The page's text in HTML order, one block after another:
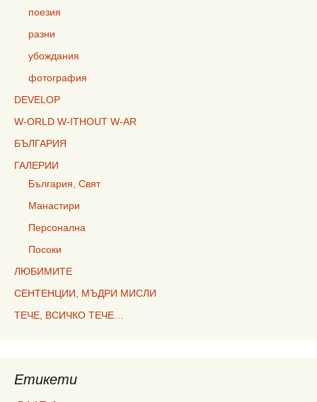
поезия
разни
убождания
фотография
DEVELOP
W-ORLD W-ITHOUT W-AR
БЪЛГАРИЯ
ГАЛЕРИИ
България, Свят
Манастири
Персонална
Посоки
ЛЮБИМИТЕ
СЕНТЕНЦИИ, МЪДРИ МИСЛИ
ТЕЧЕ, ВСИЧКО ТЕЧЕ…
Етикети